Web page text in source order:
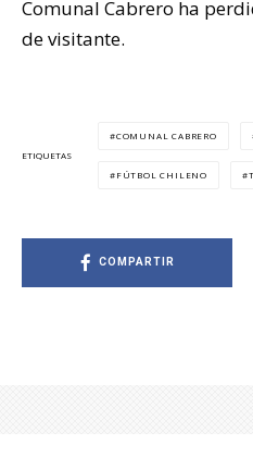
Comunal Cabrero ha
de visitante.
ETIQUETAS
COMUNAL CABRERO
FÚTBOL CHILENO
COMPARTIR